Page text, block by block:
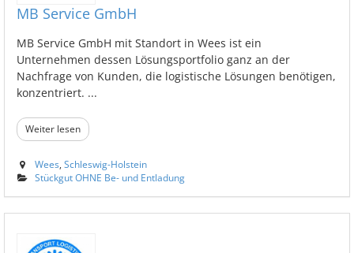
MB Service GmbH
MB Service GmbH mit Standort in Wees ist ein
Unternehmen dessen Lösungsportfolio ganz an der
Nachfrage von Kunden, die logistische Lösungen benötigen,
konzentriert. ...
Weiter lesen
Wees Schleswig-Holstein
Stückgut OHNE Be- und Entladung